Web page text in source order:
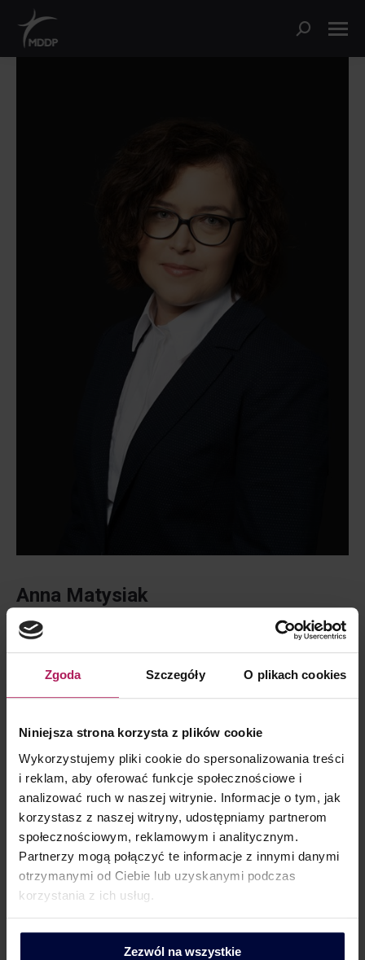
Zgoda Szczegóły O plikach cookies
Niniejsza strona korzysta z plików cookie
Wykorzystujemy pliki cookie do spersonalizowania treści
i reklam, aby oferować funkcje społecznościowe i
analizować ruch w naszej witrynie. Informacje o tym, jak
korzystasz z naszej witryny, udostępniamy partnerom
społecznościowym, reklamowym i analitycznym.
Partnerzy mogą połączyć te informacje z innymi danymi
otrzymanymi od Ciebie lub uzyskanymi podczas
korzystania z ich usług.
Zezwól na wszystkie
Szukaj:
Anna Matysiak
Starszy Menedżer
Email:anna.matysiak@mddp.pl
Mob.: +48 504 400 388
Linkedin
X Facebook
O mnie Kwalifikacje
Ekspertka w zakresie podatku VAT.
Compliance – prawidłowego rozliczania i raportowania